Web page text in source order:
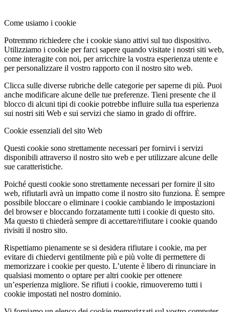
Come usiamo i cookie
Potremmo richiedere che i cookie siano attivi sul tuo dispositivo.
Utilizziamo i cookie per farci sapere quando visitate i nostri siti web,
come interagite con noi, per arricchire la vostra esperienza utente e
per personalizzare il vostro rapporto con il nostro sito web.
Clicca sulle diverse rubriche delle categorie per saperne di più. Puoi
anche modificare alcune delle tue preferenze. Tieni presente che il
blocco di alcuni tipi di cookie potrebbe influire sulla tua esperienza
sui nostri siti Web e sui servizi che siamo in grado di offrire.
Cookie essenziali del sito Web
Questi cookie sono strettamente necessari per fornirvi i servizi
disponibili attraverso il nostro sito web e per utilizzare alcune delle
sue caratteristiche.
Poiché questi cookie sono strettamente necessari per fornire il sito
web, rifiutarli avrà un impatto come il nostro sito funziona. È sempre
possibile bloccare o eliminare i cookie cambiando le impostazioni
del browser e bloccando forzatamente tutti i cookie di questo sito.
Ma questo ti chiederà sempre di accettare/rifiutare i cookie quando
rivisiti il nostro sito.
Rispettiamo pienamente se si desidera rifiutare i cookie, ma per
evitare di chiedervi gentilmente più e più volte di permettere di
memorizzare i cookie per questo. L’utente è libero di rinunciare in
qualsiasi momento o optare per altri cookie per ottenere
un’esperienza migliore. Se rifiuti i cookie, rimuoveremo tutti i
cookie impostati nel nostro dominio.